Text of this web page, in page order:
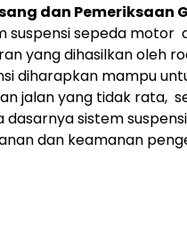
dan Pemeriksaan
suspensi sepeda motor
yang dihasilkan oleh
diharapkan mampu
jalan yang tidak rata,
dasarnya sistem
dan keamanan